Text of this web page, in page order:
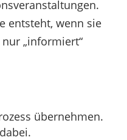
entsteht, wenn sie
„informiert“
übernehmen.